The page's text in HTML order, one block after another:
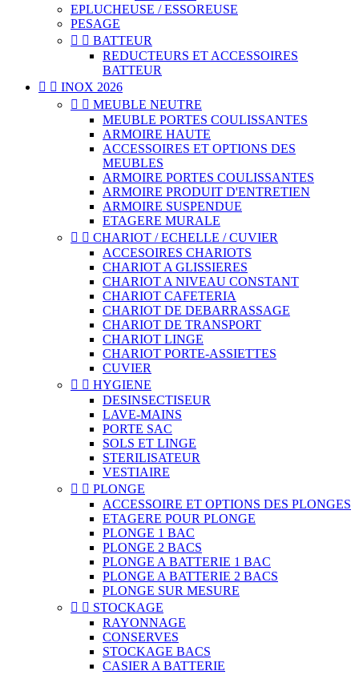
EPLUCHEUSE / ESSOREUSE
PESAGE
  BATTEUR
REDUCTEURS ET ACCESSOIRES
BATTEUR
  INOX 2026
  MEUBLE NEUTRE
MEUBLE PORTES COULISSANTES
ARMOIRE HAUTE
ACCESSOIRES ET OPTIONS DES
MEUBLES
ARMOIRE PORTES COULISSANTES
ARMOIRE PRODUIT D'ENTRETIEN
ARMOIRE SUSPENDUE
ETAGERE MURALE
  CHARIOT / ECHELLE / CUVIER
ACCESOIRES CHARIOTS
CHARIOT A GLISSIERES
CHARIOT A NIVEAU CONSTANT
CHARIOT CAFETERIA
CHARIOT DE DEBARRASSAGE
CHARIOT DE TRANSPORT
CHARIOT LINGE
CHARIOT PORTE-ASSIETTES
CUVIER
  HYGIENE
DESINSECTISEUR
LAVE-MAINS
PORTE SAC
SOLS ET LINGE
STERILISATEUR
VESTIAIRE
  PLONGE
ACCESSOIRE ET OPTIONS DES PLONGES
ETAGERE POUR PLONGE
PLONGE 1 BAC
PLONGE 2 BACS
PLONGE A BATTERIE 1 BAC
PLONGE A BATTERIE 2 BACS
PLONGE SUR MESURE
  STOCKAGE
RAYONNAGE
CONSERVES
STOCKAGE BACS
CASIER A BATTERIE